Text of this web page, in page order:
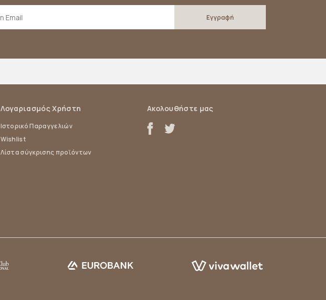
Λογαριασμός Χρήστη
Ιστορικό Παραγγελιών
Wishlist
Λίστα σύγκρισης προϊόντων
Ακολουθήστε μας